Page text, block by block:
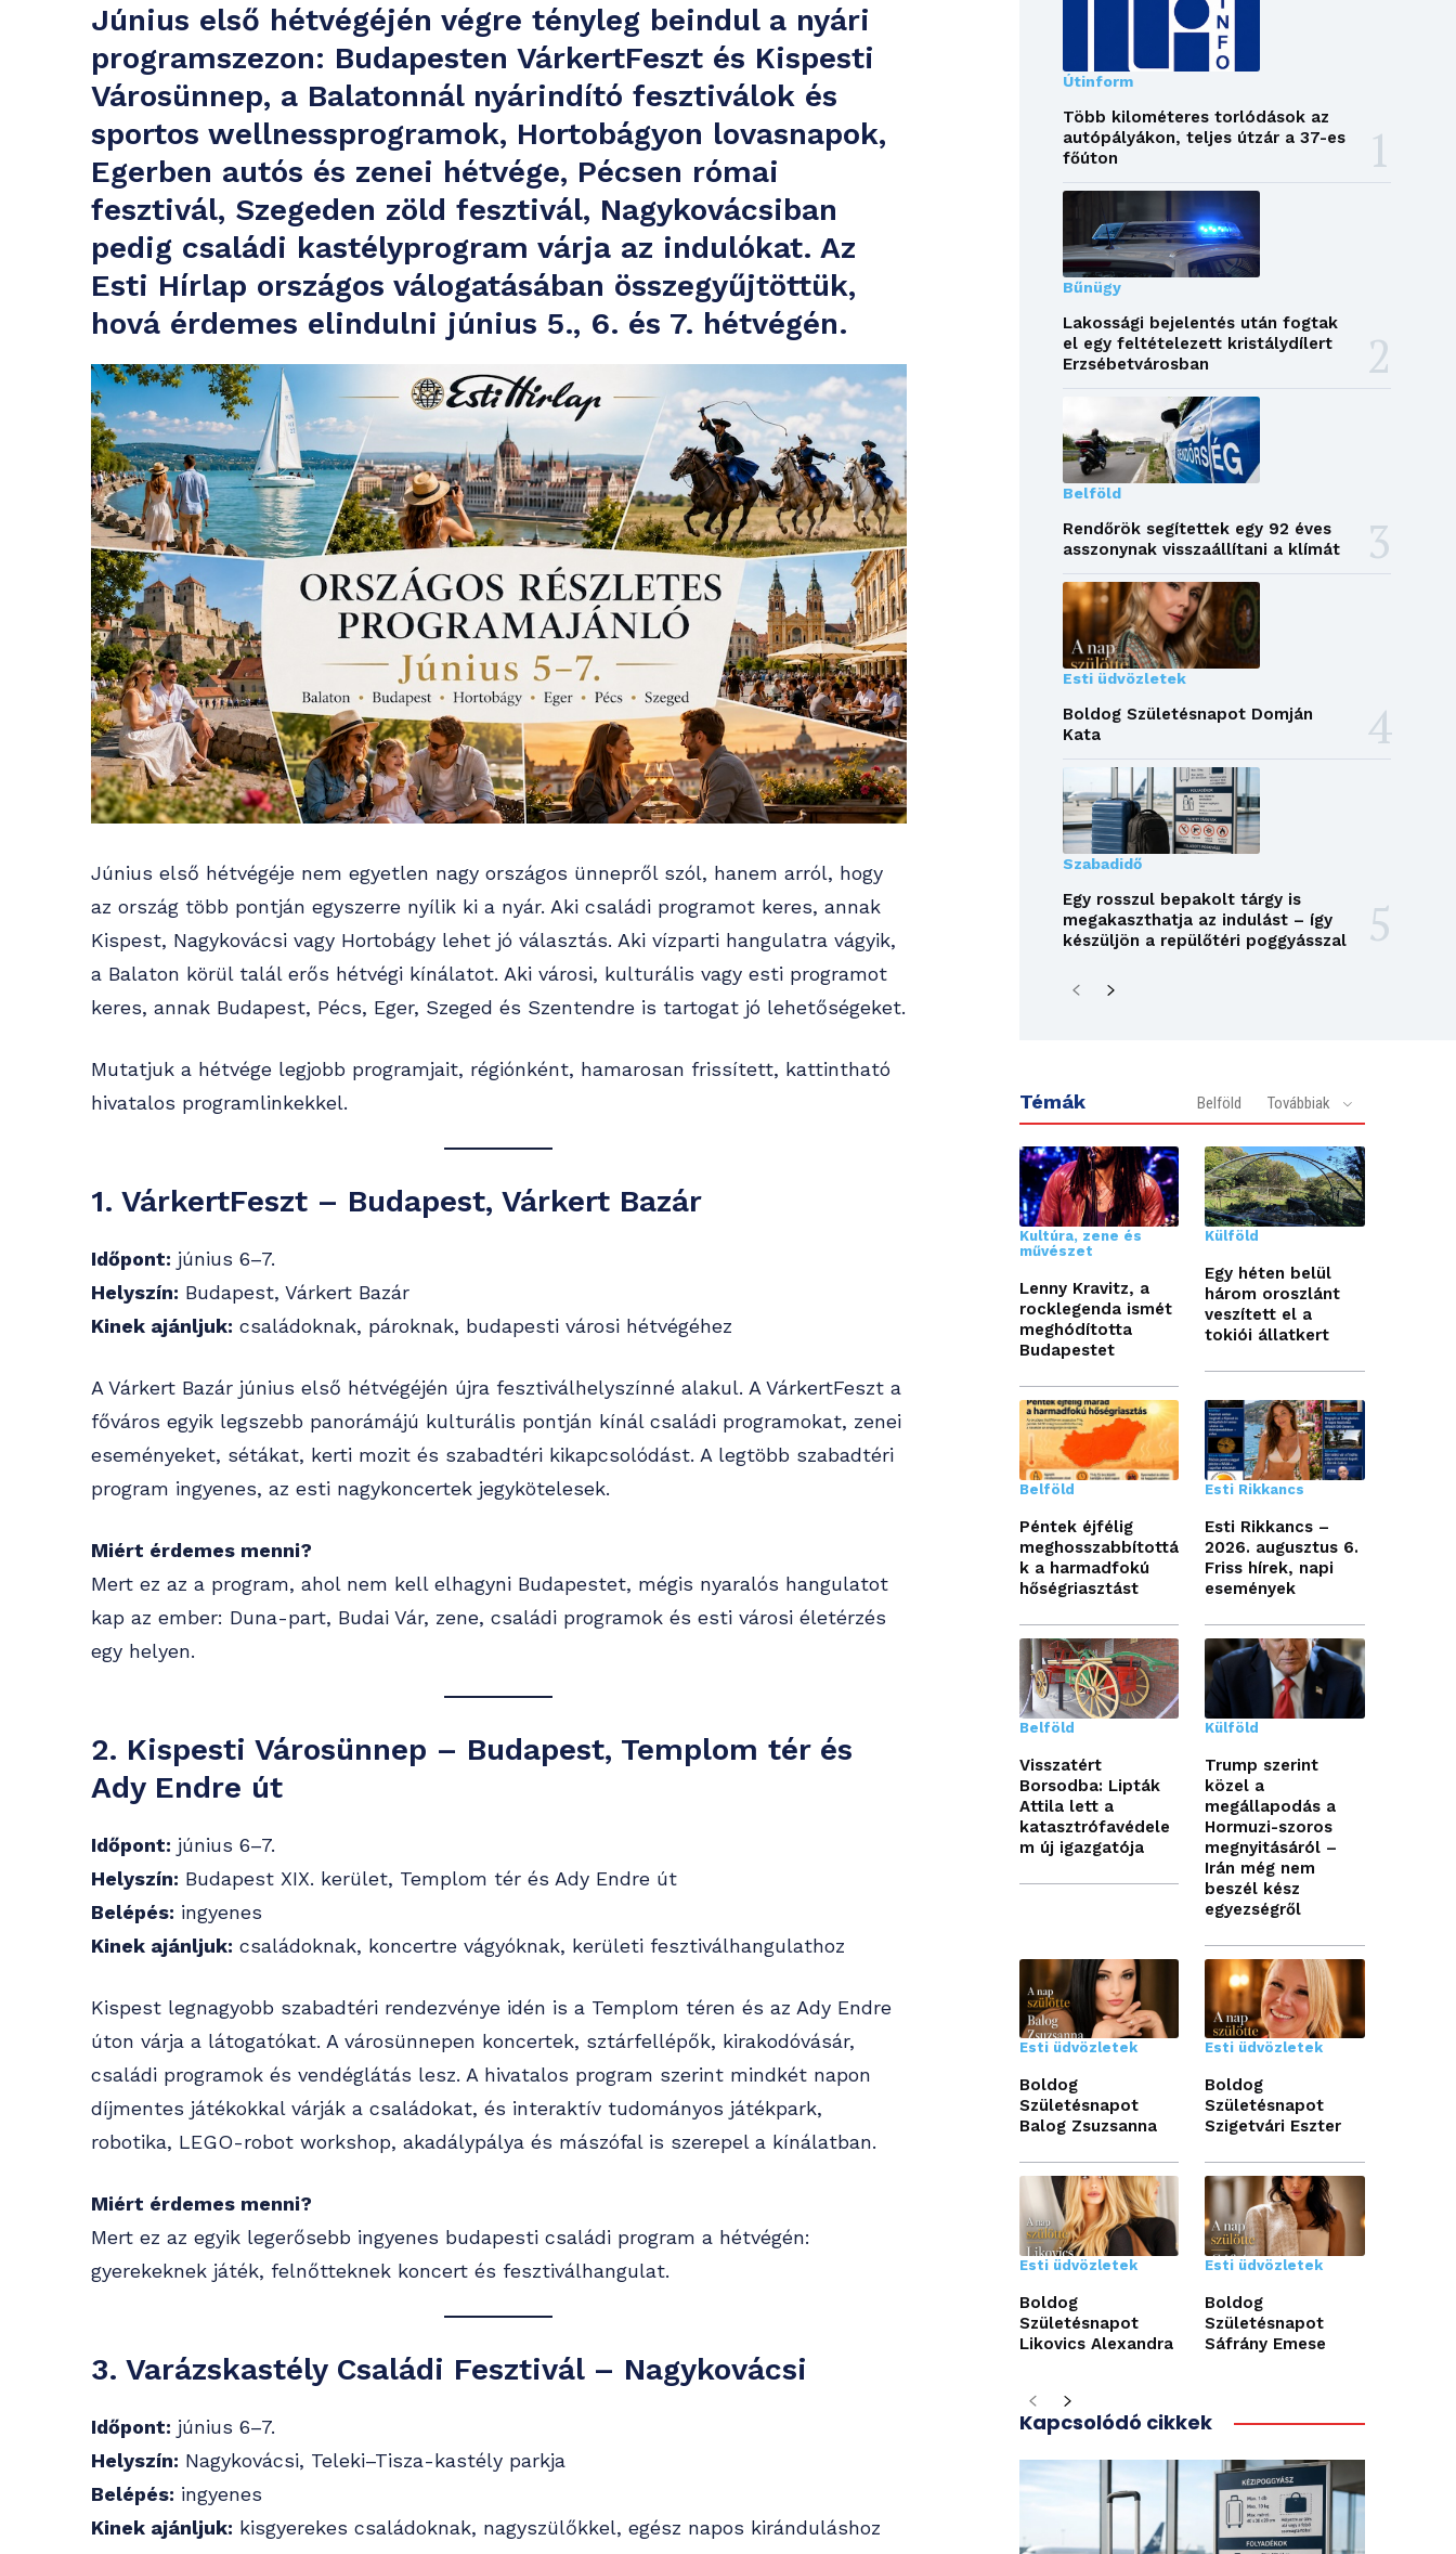
Június első hétvégéjén végre tényleg beindul a nyári
programszezon: Budapesten VárkertFeszt és Kispesti
Városünnep, a Balatonnál nyárindító fesztiválok és
sportos wellnessprogramok, Hortobágyon lovasnapok,
Egerben autós és zenei hétvége, Pécsen római
fesztivál, Szegeden zöld fesztivál, Nagykovácsiban
pedig családi kastélyprogram várja az indulókat. Az
Esti Hírlap országos válogatásában összegyűjtöttük,
hová érdemes elindulni június 5., 6. és 7. hétvégén.
Június első hétvégéje nem egyetlen nagy országos ünnepről szól, hanem arról, hogy
az ország több pontján egyszerre nyílik ki a nyár. Aki családi programot keres, annak
Kispest, Nagykovácsi vagy Hortobágy lehet jó választás. Aki vízparti hangulatra vágyik,
a Balaton körül talál erős hétvégi kínálatot. Aki városi, kulturális vagy esti programot
keres, annak Budapest, Pécs, Eger, Szeged és Szentendre is tartogat jó lehetőségeket.
Mutatjuk a hétvége legjobb programjait, régiónként, hamarosan frissített, kattintható
hivatalos programlinkekkel.
1. VárkertFeszt – Budapest, Várkert Bazár
Időpont: június 6–7.
Helyszín: Budapest, Várkert Bazár
Kinek ajánljuk: családoknak, pároknak, budapesti városi hétvégéhez
A Várkert Bazár június első hétvégéjén újra fesztiválhelyszínné alakul. A VárkertFeszt a
főváros egyik legszebb panorámájú kulturális pontján kínál családi programokat, zenei
eseményeket, sétákat, kerti mozit és szabadtéri kikapcsolódást. A legtöbb szabadtéri
program ingyenes, az esti nagykoncertek jegykötelesek.
Miért érdemes menni?
Mert ez az a program, ahol nem kell elhagyni Budapestet, mégis nyaralós hangulatot
kap az ember: Duna-part, Budai Vár, zene, családi programok és esti városi életérzés
egy helyen.
2. Kispesti Városünnep – Budapest, Templom tér és
Ady Endre út
Időpont: június 6–7.
Helyszín: Budapest XIX. kerület, Templom tér és Ady Endre út
Belépés: ingyenes
Kinek ajánljuk: családoknak, koncertre vágyóknak, kerületi fesztiválhangulathoz
Kispest legnagyobb szabadtéri rendezvénye idén is a Templom téren és az Ady Endre
úton várja a látogatókat. A városünnepen koncertek, sztárfellépők, kirakodóvásár,
családi programok és vendéglátás lesz. A hivatalos program szerint mindkét napon
díjmentes játékokkal várják a családokat, és interaktív tudományos játékpark,
robotika, LEGO-robot workshop, akadálypálya és mászófal is szerepel a kínálatban.
Miért érdemes menni?
Mert ez az egyik legerősebb ingyenes budapesti családi program a hétvégén:
gyerekeknek játék, felnőtteknek koncert és fesztiválhangulat.
3. Varázskastély Családi Fesztivál – Nagykovácsi
Időpont: június 6–7.
Helyszín: Nagykovácsi, Teleki–Tisza-kastély parkja
Belépés: ingyenes
Kinek ajánljuk: kisgyerekes családoknak, nagyszülőkkel, egész napos kiránduláshoz
Útinform
Több kilométeres torlódások az
autópályákon, teljes útzár a 37-es
főúton
Bűnügy
Lakossági bejelentés után fogtak
el egy feltételezett kristálydílert
Erzsébetvárosban
Belföld
Rendőrök segítettek egy 92 éves
asszonynak visszaállítani a klímát
Esti üdvözletek
Boldog Születésnapot Domján
Kata
Szabadidő
Egy rosszul bepakolt tárgy is
megakaszthatja az indulást – így
készüljön a repülőtéri poggyásszal
Témák Belföld Továbbiak
Kultúra, zene és
művészet
Lenny Kravitz, a
rocklegenda ismét
meghódította
Budapestet
Külföld
Egy héten belül
három oroszlánt
veszített el a
tokiói állatkert
Belföld
Péntek éjfélig
meghosszabbítottá
k a harmadfokú
hőségriasztást
Esti Rikkancs
Esti Rikkancs –
2026. augusztus 6.
Friss hírek, napi
események
Belföld
Visszatért
Borsodba: Lipták
Attila lett a
katasztrófavédele
m új igazgatója
Külföld
Trump szerint
közel a
megállapodás a
Hormuzi-szoros
megnyitásáról –
Irán még nem
beszél kész
egyezségről
Esti üdvözletek
Boldog
Születésnapot
Balog Zsuzsanna
Esti üdvözletek
Boldog
Születésnapot
Szigetvári Eszter
Esti üdvözletek
Boldog
Születésnapot
Likovics Alexandra
Esti üdvözletek
Boldog
Születésnapot
Sáfrány Emese
Kapcsolódó cikkek